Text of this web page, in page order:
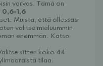
varvas. Tämä on
0,6-1,6
Muista, että ollessasi
valitse mieluummin
enemmän. Katso
sitten koko 44
tilaa.